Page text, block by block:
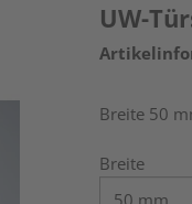
UW-
Breite 50
Breite